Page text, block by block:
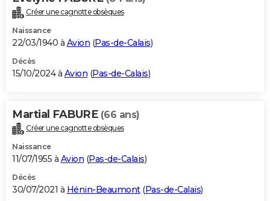
Carte de Noël
Carte Bonne année
Carte Saint-Valentin
Carte Pâques
Carte d'anniversaire
DICTIONNAIRE
Dictionnaire
Biographies
Citations
Expressions
Proverbes
PROGRAMME TV
S'inscrire
Se connecter
Lycées
Collèges
Primaires
Universités
Entreprises
Service militaire
Avis de recherche
AVIS DE DÉCÈS
Bricolage
Lifestyle
Culture
Sport
Auto
Television
Voyage
Cinema
Créer une cagnotte obsèques
Naissance
22/03/1940 à Avion (Pas-de-Calais)
Décès
15/10/2024 à Avion (Pas-de-Calais)
Martial FABURE (66 ans)
Créer une cagnotte obsèques
Naissance
11/07/1955 à Avion (Pas-de-Calais)
Décès
30/07/2021 à Hénin-Beaumont(Pas-de-Calais)